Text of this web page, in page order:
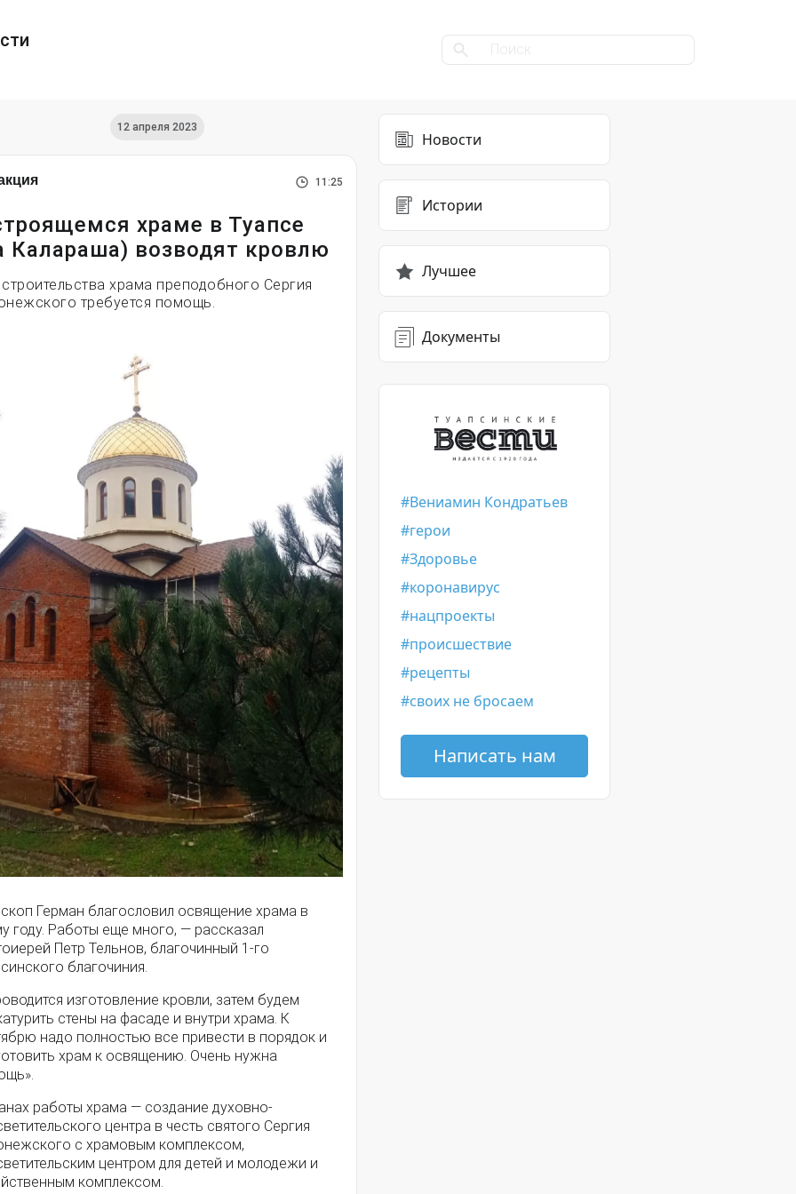
12 апреля 2023
11:25
храме в Туапсе
Калараша) возводят кровлю
храма преподобного Сергия
требуется помощь.
Герман благословил освящение храма в
году. Работы еще много, — рассказал
Петр Тельнов, благочинный 1-го
благочиния.
изготовление кровли, затем будем
стены на фасаде и внутри храма. К
надо полностью все привести в порядок и
храм к освящению. Очень нужна
работы храма — создание духовно-
центра в честь святого Сергия
с храмовым комплексом,
центром для детей и молодежи и
комплексом.
Новости
Истории
Лучшее
Документы
Вениамин Кондратьев
герои
Здоровье
коронавирус
нацпроекты
происшествие
рецепты
своих не бросаем
Написать нам